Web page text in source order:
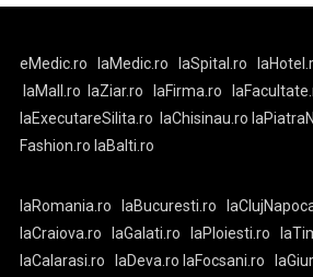
eMedic.ro laMedic.ro laSpital.ro
laMall.ro
laZiar.ro laFirma.ro
laExecutareSilita.ro
laChisinau.ro
Fashion.ro laBalti.ro
laRomania.ro laBucuresti.ro
laCraiova.ro
laGalati.ro laPloiesti.ro
laCalarasi.ro
laDeva.ro laFocsani.ro